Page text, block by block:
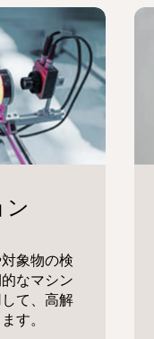
象物の検
なマシン
て、高解
す。